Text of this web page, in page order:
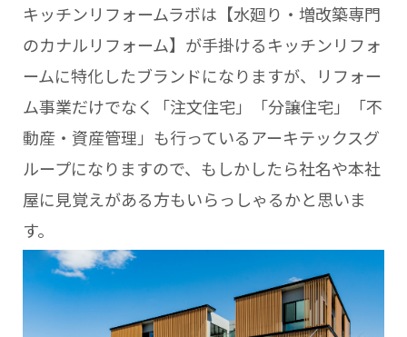
キッチンリフォームラボは【水廻り・増改築専門
のカナルリフォーム】が手掛けるキッチンリフォ
ームに特化したブランドになりますが、
リフォー
ム事業だけでなく「注文住宅」「分譲住宅」「不
動産・資産管理」も行っているアーキテックスグ
ループになりますので、もしかしたら社名や本社
屋に見覚えがある方もいらっしゃるかと思いま
す。